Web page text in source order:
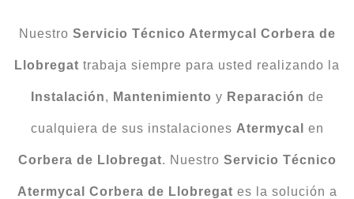
Nuestro Servicio Técnico Atermycal Corbera de
Llobregat trabaja siempre para usted realizando la
Instalación, Mantenimiento y Reparación de
cualquiera de sus instalaciones Atermycal en
Corbera de Llobregat. Nuestro Servicio Técnico
Atermycal Corbera de Llobregat es la solución a